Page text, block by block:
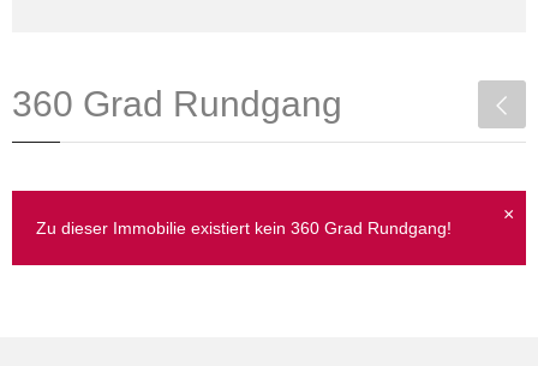
360 Grad Rundgang
×
Zu dieser Immobilie existiert kein 360 Grad Rundgang!